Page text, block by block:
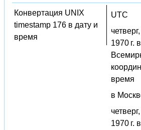
Конвертация UNIX
timestamp 176 в дату и
время
UTC
1970 г.
время
в
1970 г.